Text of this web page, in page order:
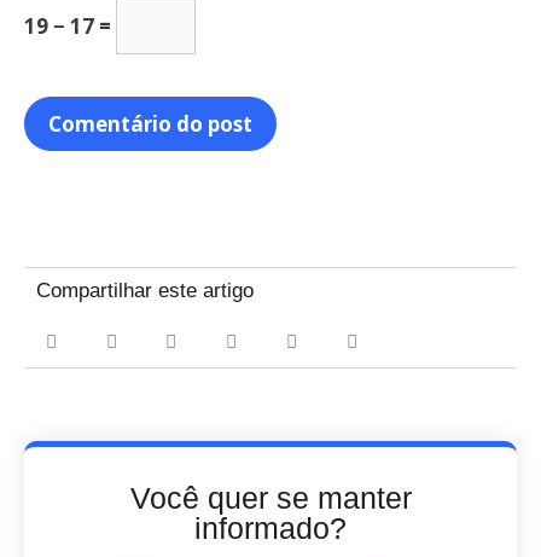
19 − 17 =
Compartilhar este artigo
Você quer se manter
informado?